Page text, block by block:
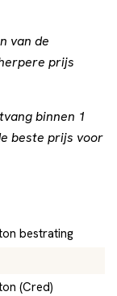
van de
prijs
binnen 1
beste prijs voor
bestrating
(Cred)